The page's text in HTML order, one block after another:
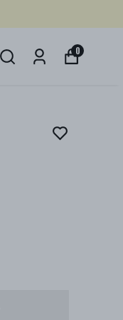
0